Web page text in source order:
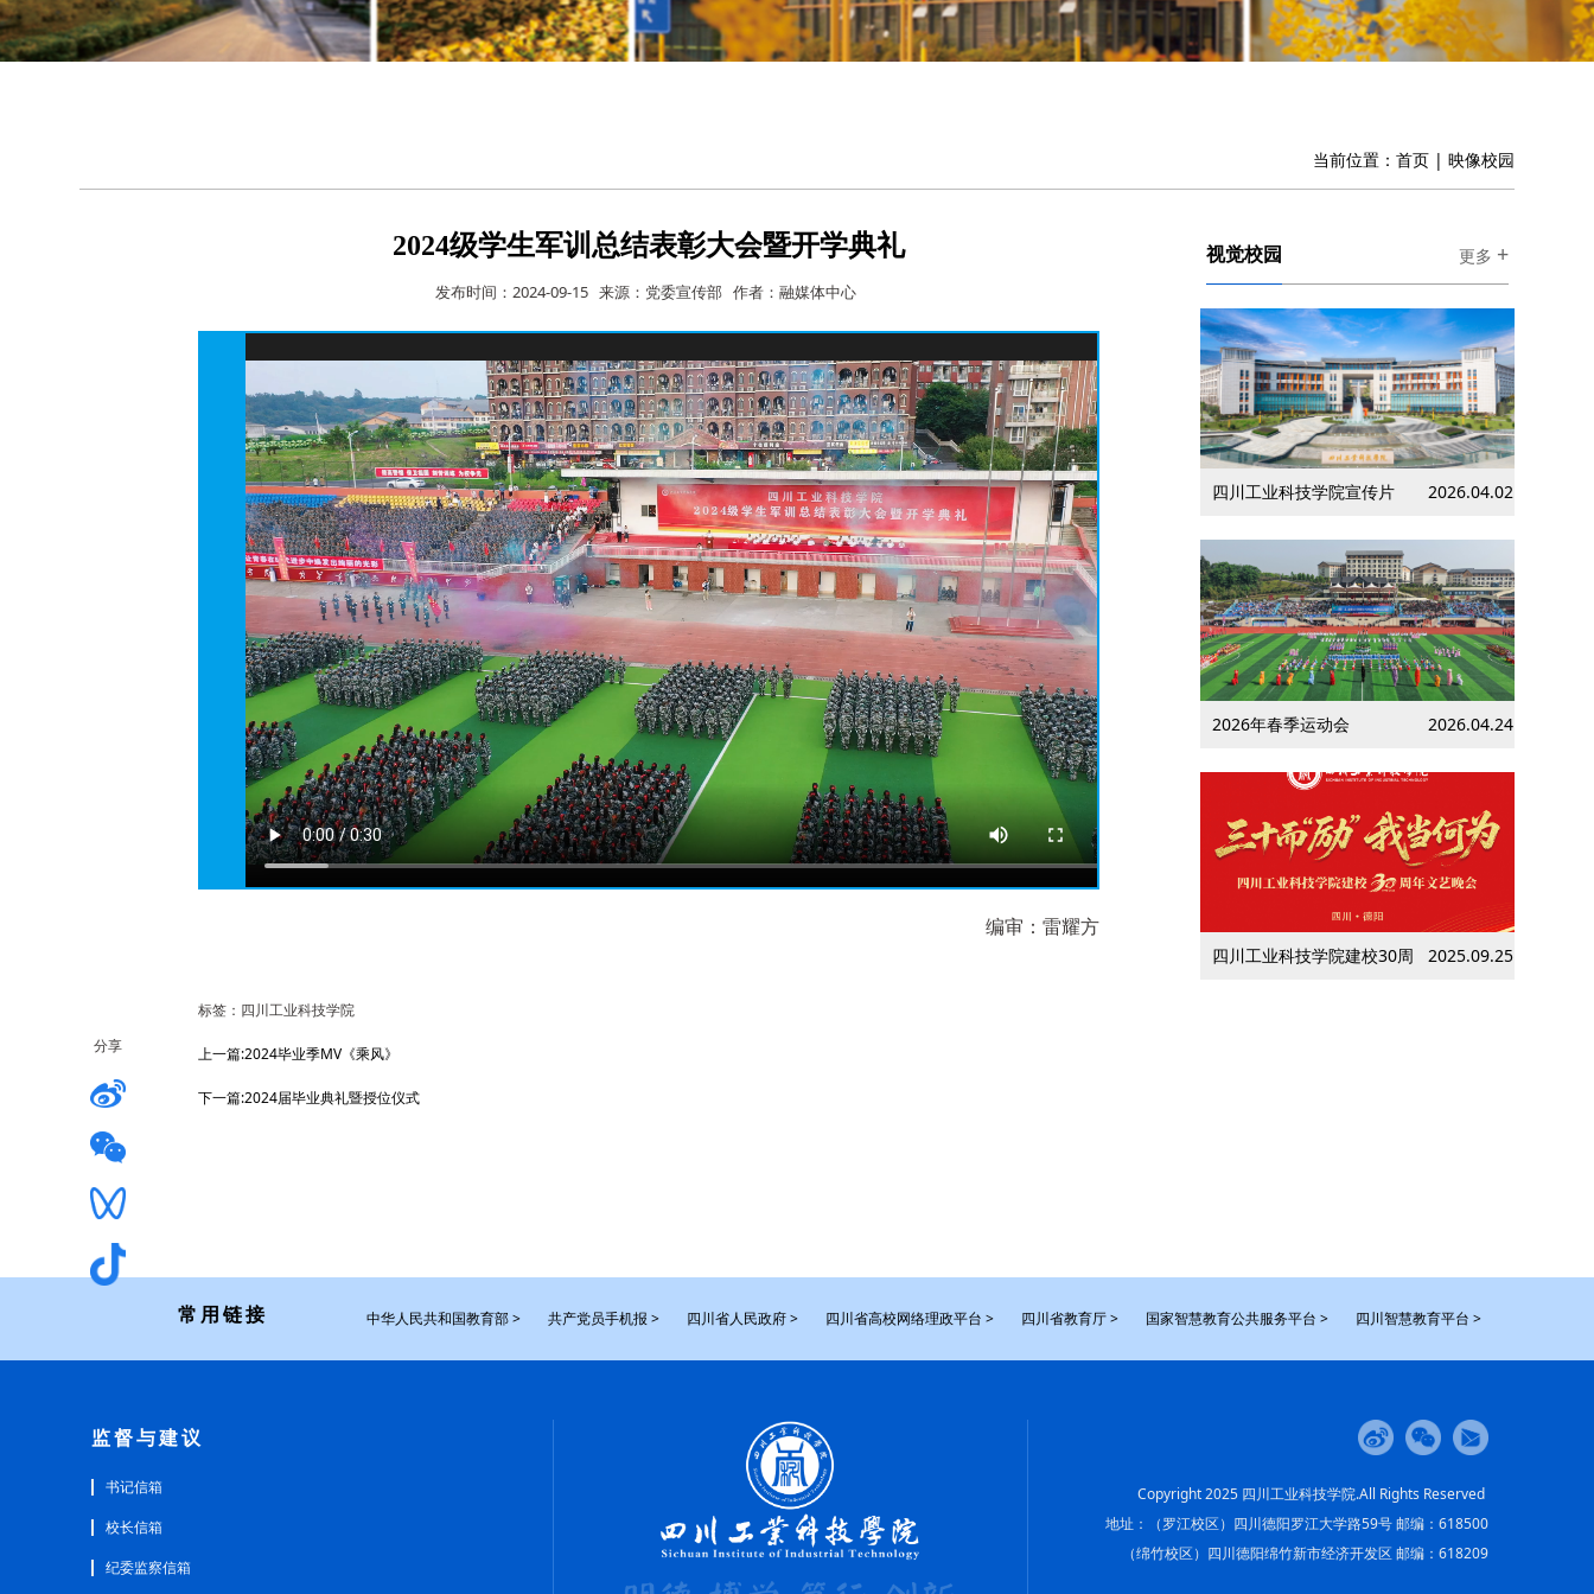
当前位置： 首页| 映像校园
分享
2024级学生军训总结表彰大会暨开学典礼
发布时间：2024-09-15 来源：党委宣传部 作者：融媒体中心
编审： 雷耀方
标签：四川工业科技学院
上一篇:2024毕业季MV《乘风》
下一篇:2024届毕业典礼暨授位仪式
视觉校园 更多 +
四川工业科技学院宣传片 2026.04.02
2026年春季运动会 2026.04.24
四川工业科技学院建校30周 2025.09.25
常用链接 中华人民共和国教育部 > 共产党员手机报 > 四川省人民政府 > 四川省高校网络理政平台 > 四川省教育厅 > 国家智慧教育公共服务平台 > 四川智慧教育平台 >
监督与建议
书记信箱
校长信箱
纪委监察信箱
Copyright 2025 四川工业科技学院.All Rights Reserved
地址：（罗江校区）四川德阳罗江大学路59号 邮编：618500
（绵竹校区）四川德阳绵竹新市经济开发区 邮编：618209